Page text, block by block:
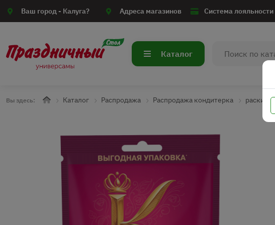
Ваш город - Калуга? Адреса магазинов Система лояльности
Каталог
Вы здесь: Каталог Распродажа Распродажа кондитерка